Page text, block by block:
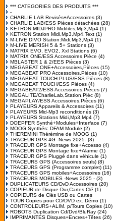
*** CATEGORIES DES PRODUITS ***
-
CHARLIE LAB Revisés+Accessoires (3)
CHARLIE LAB/ESS Pièces détachées (28)
KETRON MIDJPRO Midifiles,Mp3,Mp4 (1)
KETRON Station Midi,Mp3,Mp4,Text (1)
M-LIVE DIVO Station:Midi,Mp3,Mp4 (1)
M-LIVE MERISH 5 & 5+ Stations (3)
MATRIX EVO, EVO2, Xxl Stations (6)
MATRIX ONE/ESS Accessoires,Pièce (4)
MBLASTER 1 & 2/EES Pièces (3)
MEGABEAT ONE+Accessoires,Pièces (15)
MEGABEAT PRO Accessoires,Pièces (10)
MEGABEAT TOUCH PLUS/ESS Pièces (8)
MEGABEAT TOUCH/ESS Pièces (4)
MEGABEAT2/ESS Accessoires,Pièces (7)
MEGALITE/CharlieLab,Station,Pièc (8)
MEGAPLAY/ESS Accessoires,Pièces (6)
PLAYEURS Appareils & Accessoires (11)
PLAYEURS Mid-Mp3 reconditionés (3)
PLAYEURS Stations Midi,Mp3,Mp4 (7)
DOEPFER Synthé+Modules+Interface (7)
MOOG Synthés: DFAM Module (2)
THEREMINI Thérémine de MOOG (1)
TRACEUR GPS 4G -News 2025- (3)
TRACEUR GPS Montage fixe+Accesso (4)
TRACEUR GPS Montage fixe+Alarme (1)
TRACEUR GPS Pluggé dans véhicule (1)
TRACEURS GPS (Accessoires seuls) (8)
TRACEURS GPS (Programme complet) (11)
TRACEURS GPS mobiles+Accessoires (16)
TRACEURS MOBILES -News 2025 - (3)
DUPLICATEURS CD/DvD Accessoires (20)
COPIEUR de Disque-Dur,Cartes,Clé (1)
COPIEURS de Clés USB ou Cartes
TOUR Copies pour CD/DVD ex. Démo (1)
CONTROLEURS+ALIM. p/Tours Copies (10)
ROBOTS Duplication Cd/Dvd/BluRay (24)
IMPRIMANTES Disques+Encres+Têtes (26)